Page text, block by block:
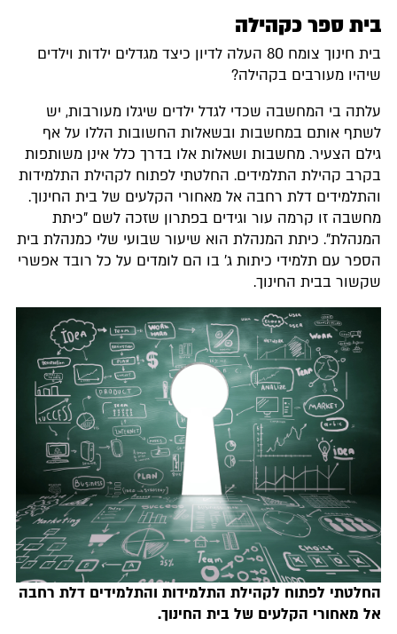
ספר כקהילה
בית חינוך צומח 80 העלה לדיון כיצד מגדלים ילדות וילדים
מעורבים בקהילה?
בי המחשבה שכדי לגדל ילדים שיגלו מעורבות, יש
אותם במחשבות ובשאלות החשובות הללו על אף
הצעיר. מחשבות ושאלות אלו בדרך כלל אינן משותפות
קהילת התלמידים. החלטתי לפתוח לקהילת התלמידות
דלת רחבה אל מאחורי הקלעים של בית החינוך.
זו קרמה עור וגידים בפתרון שזכה לשם "כיתת
כיתת המנהלת הוא שיעור שבועי שלי כמנהלת בית
עם תלמידי כיתות ג' בו הם לומדים על כל רובד אפשרי
בבית החינוך.
לפתוח לקהילת התלמידות והתלמידים דלת רחבה
מאחורי הקלעים של בית החינוך.